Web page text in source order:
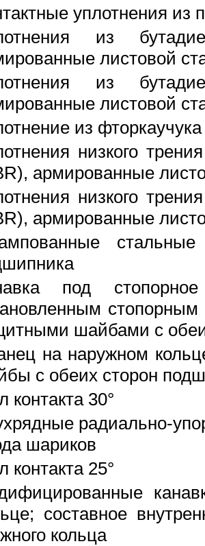
уплотнения из
из
листовой
из
листовой
из
низкого
армированные
низкого
армированные
под
шайбами с
на наружном
с обеих сторон
контакта 30°
радиально-
шариков
контакта 25°
составное
кольца